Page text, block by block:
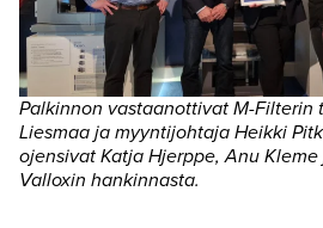
Palkinnon vastaanottivat M-Filterin
Liesmaa ja myyntijohtaja Heikki
ojensivat Katja Hjerppe, Anu
Valloxin hankinnasta.